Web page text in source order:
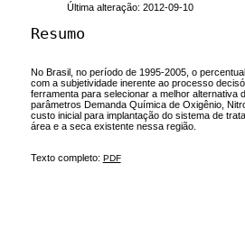
Última alteração: 2012-09-10
Resumo
No Brasil, no período de 1995-2005, o
com a subjetividade inerente ao processo
ferramenta para selecionar a melhor alternativa
parâmetros Demanda Química de Oxigênio,
custo inicial para implantação do sistema de
área e a seca existente nessa região.
Texto completo: PDF